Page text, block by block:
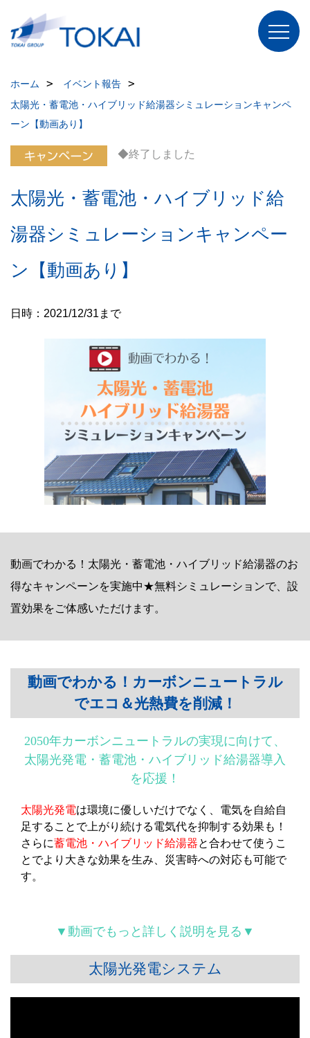
ホーム
イベント報告
太陽光・蓄電池・ハイブリッド給湯器シミュレーションキャンペ
ーン【動画あり】
◆終了しました
太陽光・蓄電池・ハイブリッド給
湯器シミュレーションキャンペー
ン【動画あり】
日時：2021/12/31まで
動画でわかる！太陽光・蓄電池・ハイブリッド給湯器のお
得なキャンペーンを実施中★無料シミュレーションで、設
置効果をご体感いただけます。
動画でわかる！カーボンニュートラル
でエコ＆光熱費を削減！
2050年カーボンニュートラルの実現に向けて、
太陽光発電・蓄電池・ハイブリッド給湯器導入
を応援！
太陽光発電は環境に優しいだけでなく、電気を自給自
足することで上がり続ける電気代を抑制する効果も！
さらに蓄電池・ハイブリッド給湯器と合わせて使うこ
とでより大きな効果を生み、災害時への対応も可能で
す。
▼動画でもっと詳しく説明を見る▼
太陽光発電システム